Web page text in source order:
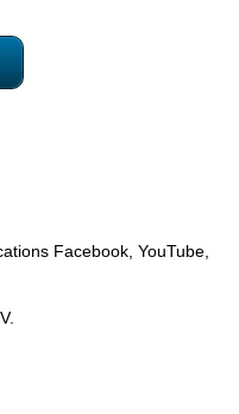
Facebook, YouTube,